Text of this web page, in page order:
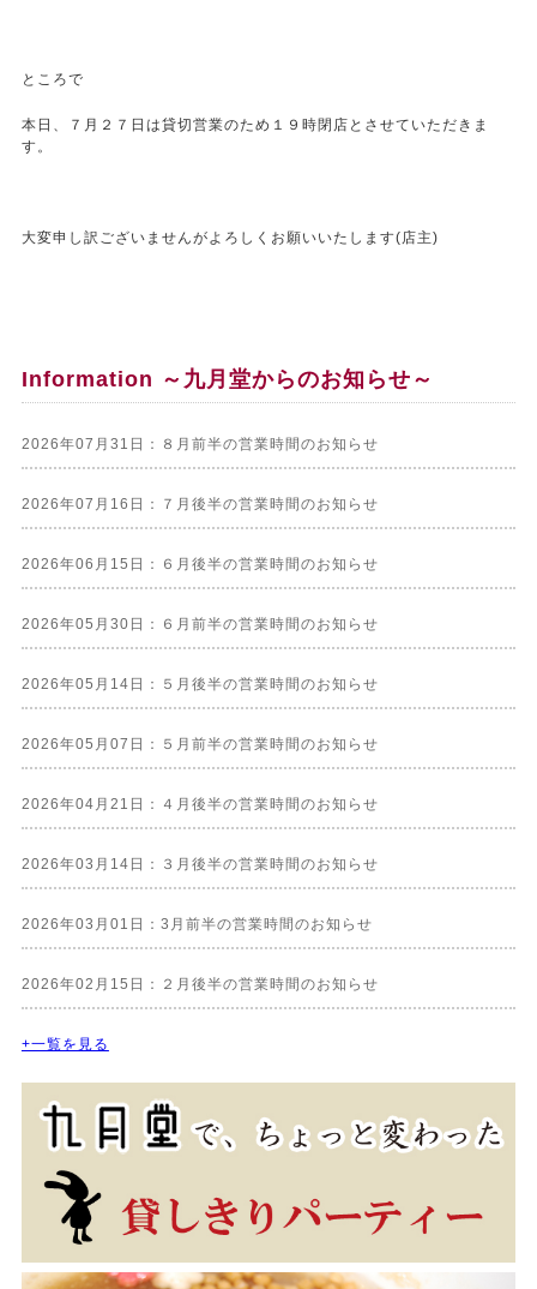
ところで
本日、７月２７日は貸切営業のため１９時閉店とさせていただきま
す。
大変申し訳ございませんがよろしくお願いいたします(店主)
Information ～九月堂からのお知らせ～
2026年07月31日：８月前半の営業時間のお知らせ
2026年07月16日：７月後半の営業時間のお知らせ
2026年06月15日：６月後半の営業時間のお知らせ
2026年05月30日：６月前半の営業時間のお知らせ
2026年05月14日：５月後半の営業時間のお知らせ
2026年05月07日：５月前半の営業時間のお知らせ
2026年04月21日：４月後半の営業時間のお知らせ
2026年03月14日：３月後半の営業時間のお知らせ
2026年03月01日：3月前半の営業時間のお知らせ
2026年02月15日：２月後半の営業時間のお知らせ
+一覧を見る